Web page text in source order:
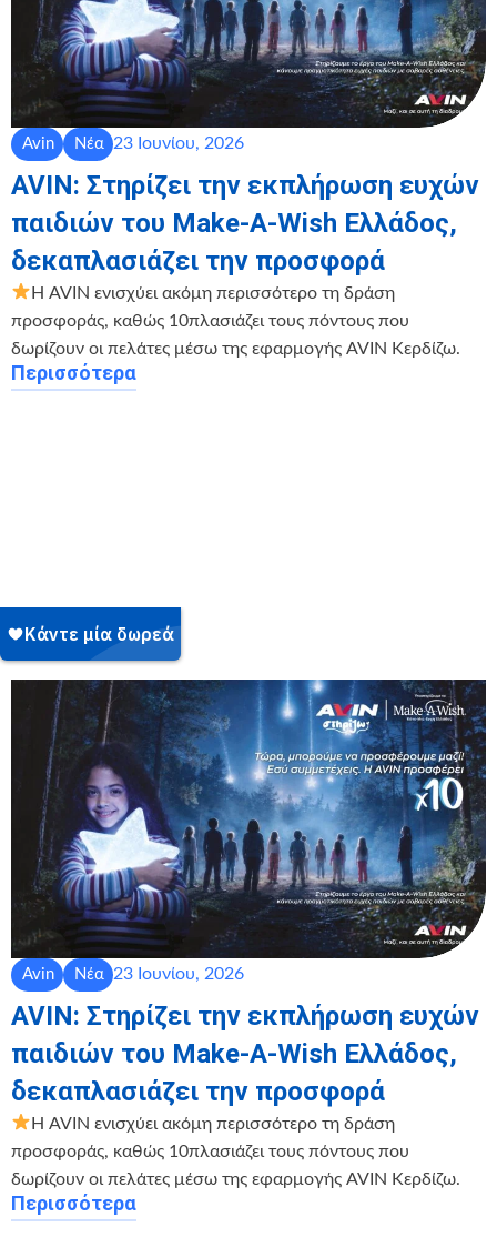
Avin Νέα 23 Ιουνίου, 2026
AVIN: Στηρίζει την εκπλήρωση ευχών
παιδιών του Make-A-Wish Ελλάδος,
δεκαπλασιάζει την προσφορά
Η AVIN ενισχύει ακόμη περισσότερο τη δράση
προσφοράς, καθώς 10πλασιάζει τους πόντους που
δωρίζουν οι πελάτες μέσω της εφαρμογής AVIN Κερδίζω.
Περισσότερα
Avin Νέα 23 Ιουνίου, 2026
AVIN: Στηρίζει την εκπλήρωση ευχών
παιδιών του Make-A-Wish Ελλάδος,
δεκαπλασιάζει την προσφορά
Η AVIN ενισχύει ακόμη περισσότερο τη δράση
προσφοράς, καθώς 10πλασιάζει τους πόντους που
δωρίζουν οι πελάτες μέσω της εφαρμογής AVIN Κερδίζω.
Περισσότερα